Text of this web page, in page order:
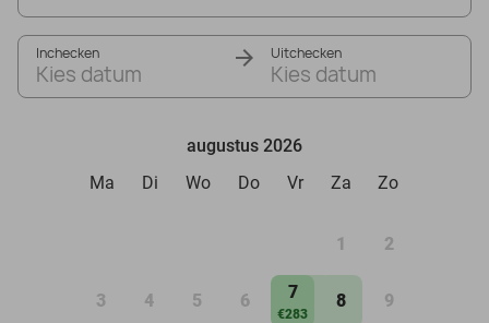
Inchecken
Kies datum
Uitchecken
Kies datum
augustus 2026
Ma
Di Wo Do Vr Za Zo
1 2
3 4 5 6 7
€283
8 9